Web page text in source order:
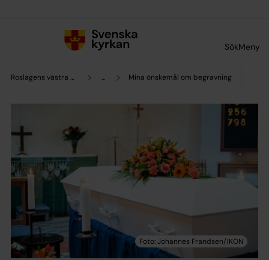
SökMeny
Roslagens västra pastorat ... Mina önskemål om begravning